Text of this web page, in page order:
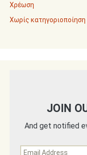
Χρέωση
Χωρίς κατηγοριοποίηση
JOIN
And get notified